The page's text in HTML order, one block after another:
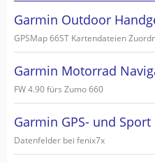
Garmin Outdoor
GPSMap 66ST Kartendateien
Garmin Motorrad
FW 4.90 fürs Zumo 660
Garmin GPS- und Sport
Datenfelder bei fenix7x